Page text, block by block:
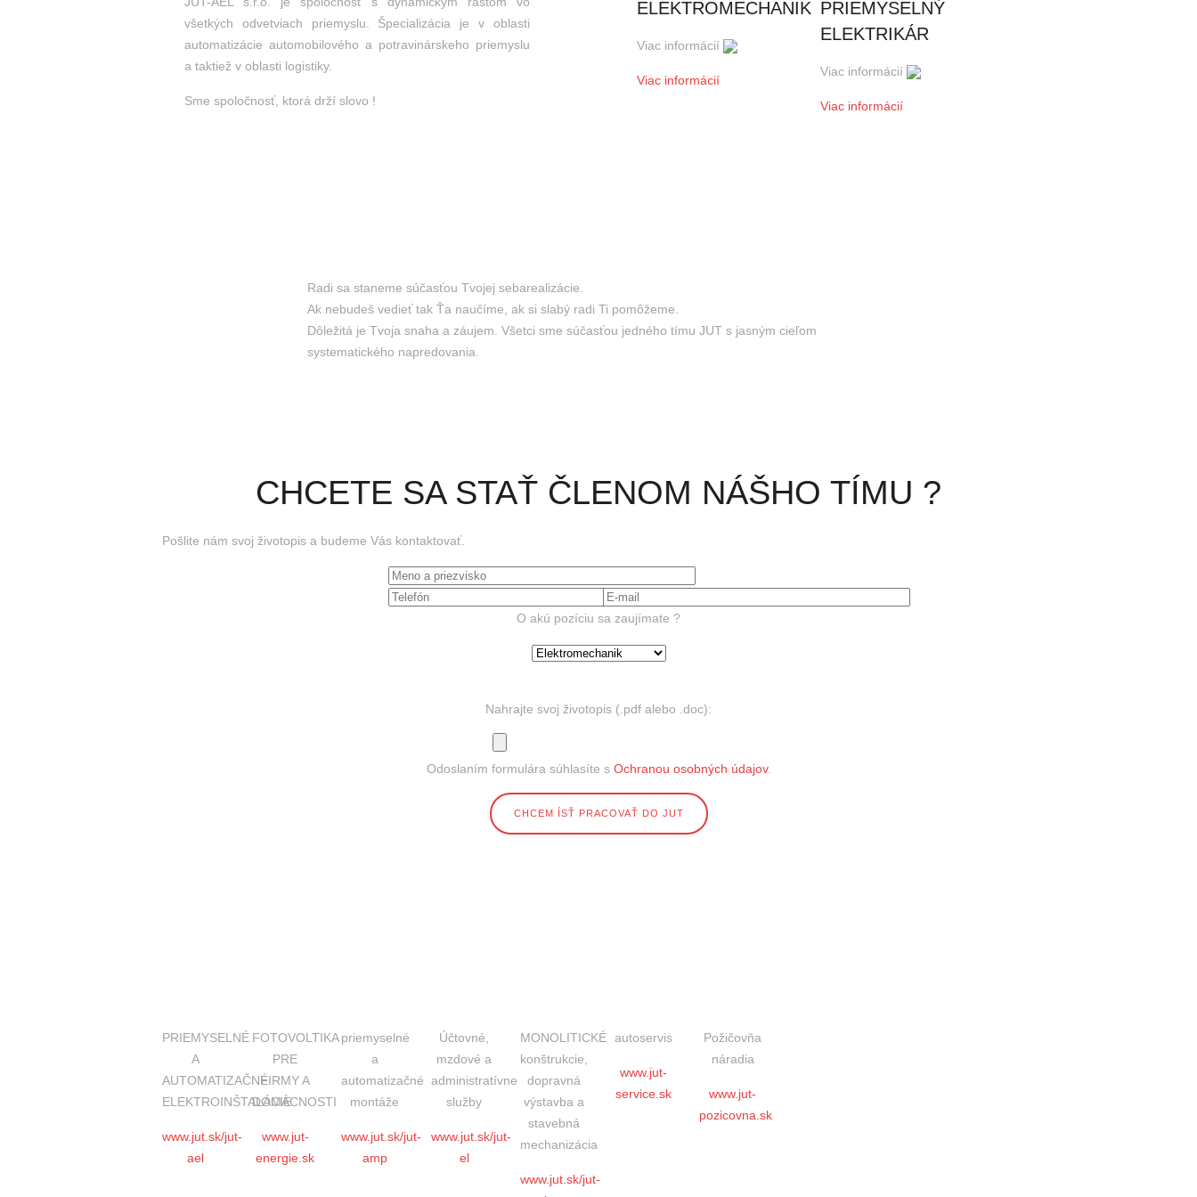
všetkých odvetviach priemyslu. Špecializácia je v oblasti
automatizácie automobilového a potravinárskeho priemyslu
a taktiež v oblasti logistiky.
Sme spoločnosť, ktorá drží slovo !
ELEKTROMECHANIK
Viac informácií
Viac informácií
PRIEMYSELNÝ
ELEKTRIKÁR
Viac informácií
Viac informácií
Radi sa staneme súčasťou Tvojej sebarealizácie.
Ak nebudeš vedieť tak Ťa naučíme, ak si slabý radi Ti pomôžeme.
Dôležitá je Tvoja snaha a záujem. Všetci sme súčasťou jedného tímu JUT s jasným cieľom
systematického napredovania.
CHCETE SA STAŤ ČLENOM NÁŠHO TÍMU ?
Pošlite nám svoj životopis a budeme Vás kontaktovať.
O akú pozíciu sa zaujímate ?
Nahrajte svoj životopis (.pdf alebo .doc):
Odoslaním formulára súhlasíte s Ochranou osobných údajov.
PRIEMYSELNÉ
A
AUTOMATIZAČNÉ
ELEKTROINŠTALÁCIE
www.jut.sk/jut-
ael
FOTOVOLTIKA
PRE
FIRMY A
DOMÁCNOSTI
www.jut-
energie.sk
priemyselné
a
automatizačné
montáže
www.jut.sk/jut-
amp
Účtovné,
mzdové a
administratívne
služby
www.jut.sk/jut-
el
MONOLITICKÉ
konštrukcie,
dopravná
výstavba a
stavebná
mechanizácia
www.jut.sk/jut-
autoservis
www.jut-
service.sk
Požičovňa
náradia
www.jut-
pozicovna.sk